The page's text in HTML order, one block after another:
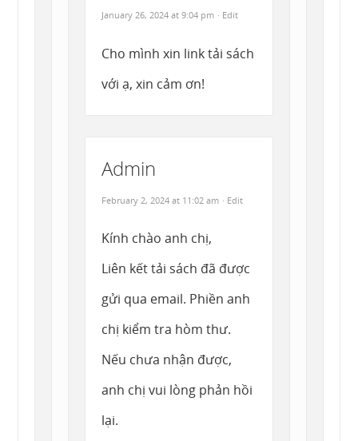
January 26, 2024 at 9:04 pm · Edit
Cho mình xin link tải sách
với ạ, xin cảm ơn!
Admin
February 2, 2024 at 11:02 am · Edit
Kính chào anh chị,
Liên kết tải sách đã được
gửi qua email. Phiền anh
chị kiểm tra hòm thư.
Nếu chưa nhận được,
anh chị vui lòng phản hồi
lại.